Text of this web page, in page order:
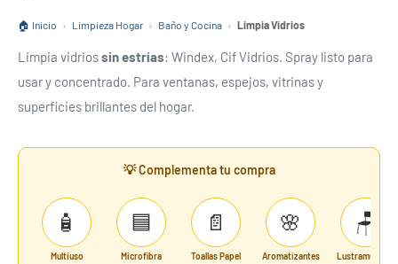
🏠 Inicio › Limpieza Hogar › Baño y Cocina › Limpia Vidrios
Limpia vidriossin estrías: Windex, Cif Vidrios. Spray listo para
usar y concentrado. Para ventanas, espejos, vitrinas y
superficies brillantes del hogar.
💡 Complementa tu compra
🧴
Multiuso
🟦
Microfibra
📄
Toallas Papel
🌸
Aromatizantes
🪑
Lustramuebles